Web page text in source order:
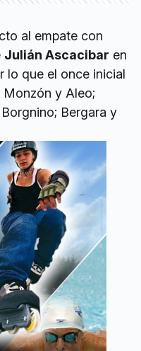
al empate con
Julián Ascacibar en
lo que el once inicial
Monzón y Aleo;
Bergara y